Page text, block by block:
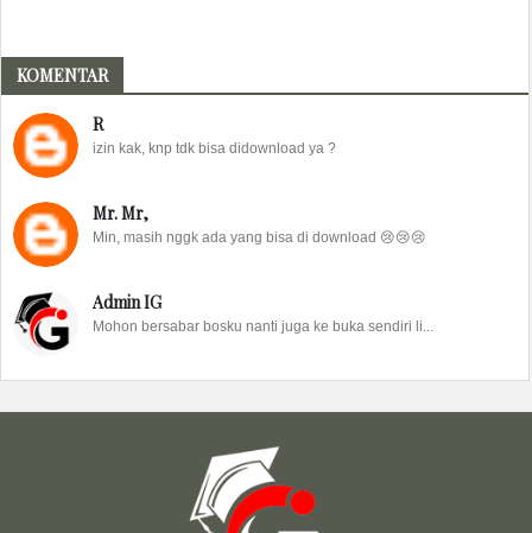
KOMENTAR
R
izin kak, knp tdk bisa didownload ya ?
Mr. Mr,
Min, masih nggk ada yang bisa di download 😢😢😢
Admin IG
Mohon bersabar bosku nanti juga ke buka sendiri li...